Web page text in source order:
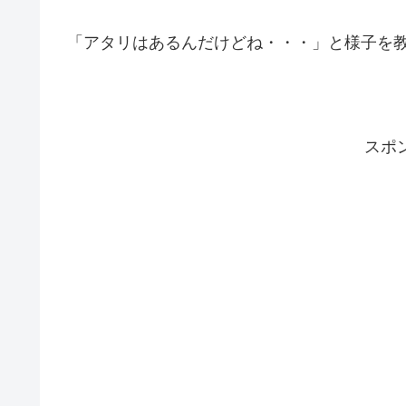
「アタリはあるんだけどね・・・」と様子を
スポ